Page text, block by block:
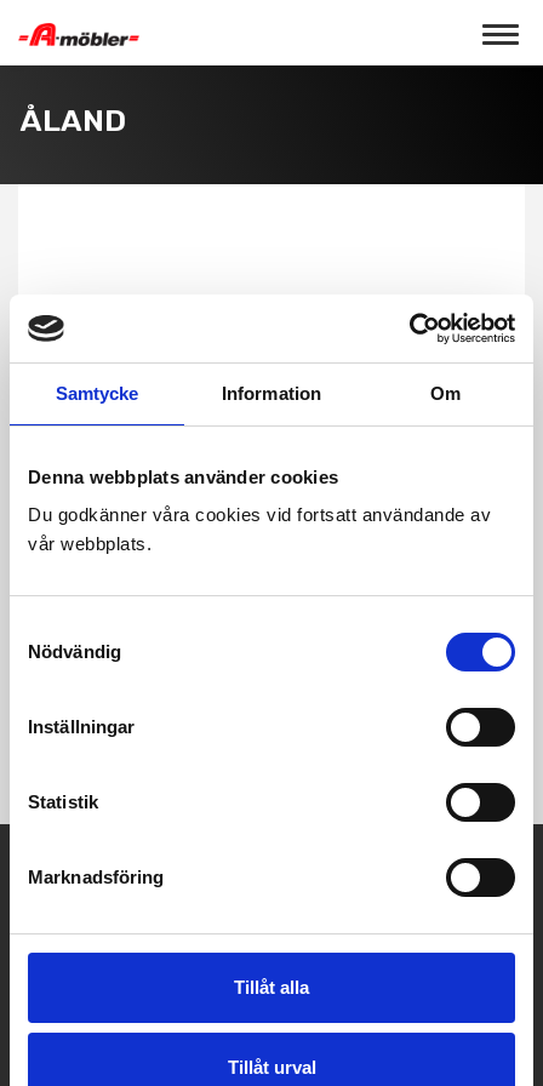
Samtycke Information Om
Denna webbplats använder cookies
Du godkänner våra cookies vid fortsatt användande av
vår webbplats.
Nödvändig
Inställningar
Statistik
Marknadsföring
Tillåt alla
Tillåt urval
Toggle
ÅLAND
A-Möbler
541 34 Skövde
E-post:info@a-mobler.se
Butikens öppettider